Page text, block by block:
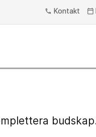
phone Kontakt calendar_today